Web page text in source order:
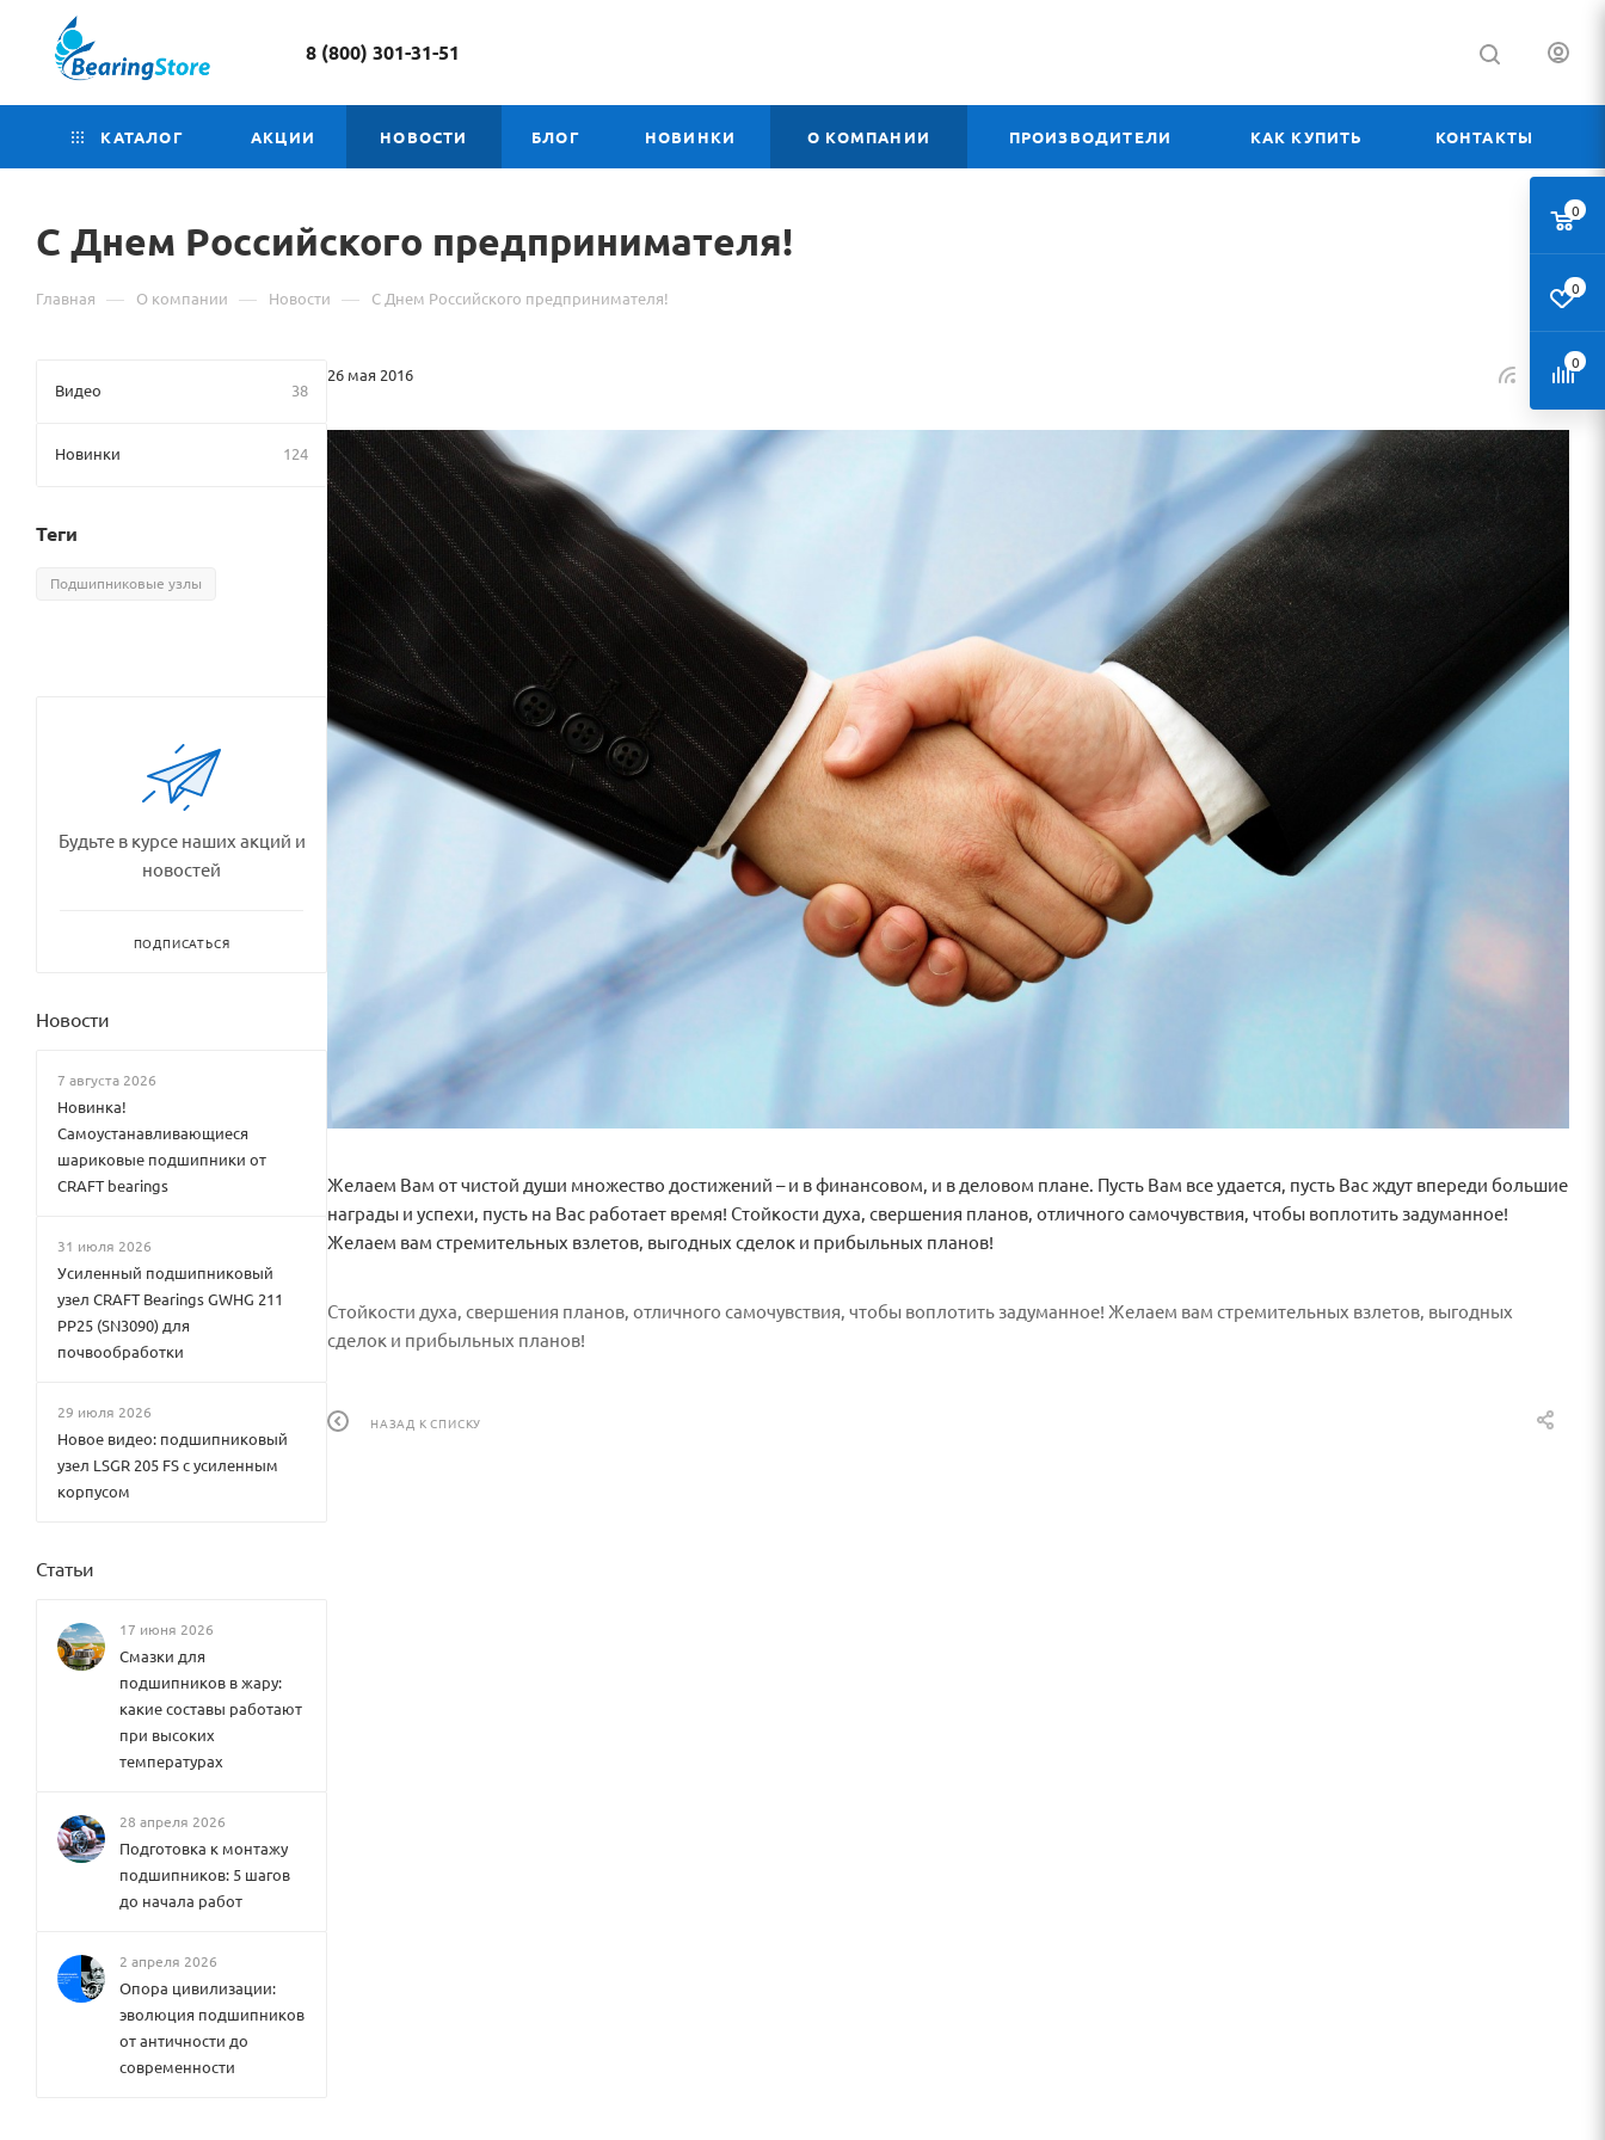
8 (800) 301-31-51
КАТАЛОГ АКЦИИ НОВОСТИ БЛОГ НОВИНКИ О КОМПАНИИ ПРОИЗВОДИТЕЛИ КАК КУПИТЬ КОНТАКТЫ
С Днем Российского предпринимателя!
Главная — О компании — Новости — С Днем Российского предпринимателя!
26 мая 2016
Желаем Вам от чистой души множество достижений – и в финансовом, и в деловом плане. Пусть Вам все удается, пусть Вас ждут впереди большие
награды и успехи, пусть на Вас работает время! Стойкости духа, свершения планов, отличного самочувствия, чтобы воплотить задуманное!
Желаем вам стремительных взлетов, выгодных сделок и прибыльных планов!
Стойкости духа, свершения планов, отличного самочувствия, чтобы воплотить задуманное! Желаем вам стремительных взлетов, выгодных
сделок и прибыльных планов!
НАЗАД К СПИСКУ
Видео 38
Новинки 124
Теги
Подшипниковые узлы
Будьте в курсе наших акций и
новостей
ПОДПИСАТЬСЯ
Новости
7 августа 2026
Новинка!
Самоустанавливающиеся
шариковые подшипники от
CRAFT bearings
31 июля 2026
Усиленный подшипниковый
узел CRAFT Bearings GWHG 211
PP25 (SN3090) для
почвообработки
29 июля 2026
Новое видео: подшипниковый
узел LSGR 205 FS с усиленным
корпусом
Статьи
17 июня 2026
Смазки для
подшипников в жару:
какие составы работают
при высоких
температурах
28 апреля 2026
Подготовка к монтажу
подшипников: 5 шагов
до начала работ
2 апреля 2026
Опора цивилизации:
эволюция подшипников
от античности до
современности
0
0
0